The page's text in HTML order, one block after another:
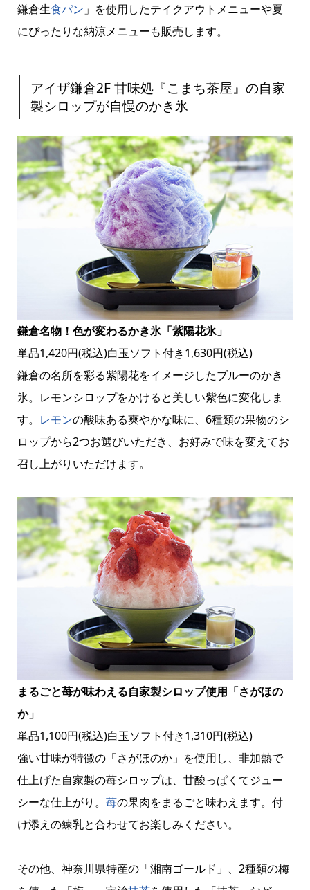
鎌倉生食パン 」を使用したテイクアウトメニューや夏
にぴったりな納涼メニューも販売します。
アイザ鎌倉2F 甘味処『こまち茶屋』の自家
製シロップが自慢のかき氷
鎌倉名物！色が変わるかき氷「紫陽花氷」
単品1,420円(税込)白玉ソフト付き1,630円(税込)
鎌倉の名所を彩る紫陽花をイメージしたブルーのかき
氷。レモンシロップをかけると美しい紫色に変化しま
す。 レモンの酸味ある爽やかな味に、6種類の果物のシ
ロップから2つお選びいただき、お好みで味を変えてお
召し上がりいただけます。
まるごと苺が味わえる自家製シロップ使用「さがほの
か」
単品1,100円(税込)白玉ソフト付き1,310円(税込)
強い甘味が特徴の「さがほのか」を使用し、非加熱で
仕上げた自家製の苺シロップは、甘酸っぱくてジュー
シーな仕上がり。 苺の果肉をまるごと味わえます。付
け添えの練乳と合わせてお楽しみください。
その他、神奈川県特産の「湘南ゴールド」、2種類の梅